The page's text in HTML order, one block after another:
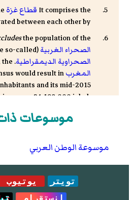
It comprises the قطاع غزة
between each other by
the population of the
الصحراء الغربية(the so-called
الصحراوية الديمقراطية. If it was included, the
المغربwould result in
and its mid-2015
some 34,198,000 inhab.
موسوعات
موسوعة الوطن العربي
تويتر يوتيوب